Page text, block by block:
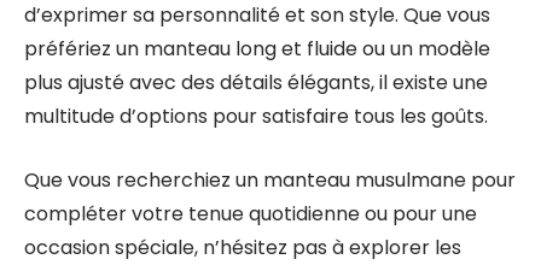
d’exprimer sa personnalité et son style. Que vous
préfériez un manteau long et fluide ou un modèle
plus ajusté avec des détails élégants, il existe une
multitude d’options pour satisfaire tous les goûts.
Que vous recherchiez un manteau musulmane pour
compléter votre tenue quotidienne ou pour une
occasion spéciale, n’hésitez pas à explorer les